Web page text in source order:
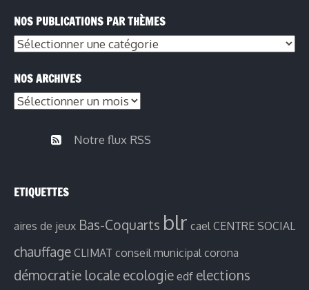
NOS PUBLICATIONS PAR THÈMES
Nos
par
thèmes
NOS ARCHIVES
Nos
Notre flux RSS
ETIQUETTES
aires de jeux Bas-Coquarts blr cael CENTRE SOCIAL
chauffage CLIMAT conseil municipal corona
démocratie locale ecologie edf elections